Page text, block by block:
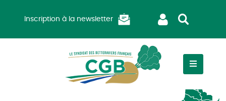
Inscription à la newsletter